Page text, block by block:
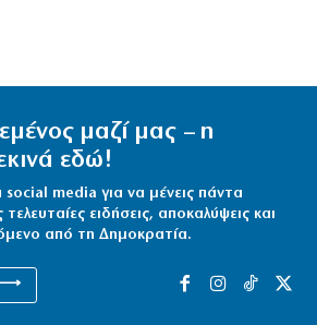
μαζί μας – η
εδώ!
media για να μένεις πάντα
ειδήσεις, αποκαλύψεις και
από τη Δημοκρατία.
⟶